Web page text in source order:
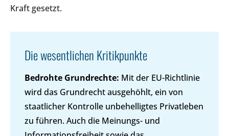
Kraft gesetzt.
Die wesentlichen Kritikpunkte
Bedrohte Grundrechte: Mit der EU-Richtlinie
wird das Grundrecht ausgehöhlt, ein von
staatlicher Kontrolle unbehelligtes Privatleben
zu führen. Auch die Meinungs- und